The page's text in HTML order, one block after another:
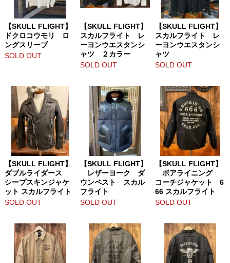
【SKULL FLIGHT】
ドクロコウモリ ロ
ングスリーブ
SOLD OUT
【SKULL FLIGHT】
スカルフライト レ
ーヨンウエスタンシ
ャツ ２カラー
SOLD OUT
【SKULL FLIGHT】
スカルフライト レ
ーヨンウエスタンシ
ャツ
SOLD OUT
【SKULL FLIGHT】
ダブルライダース
シープスキンジャケ
ット スカルフライト
SOLD OUT
【SKULL FLIGHT】
レザーヨーク ダ
ウンベスト スカル
フライト
SOLD OUT
【SKULL FLIGHT】
ボアライニング
コーチジャケット 6
66 スカルフライト
SOLD OUT